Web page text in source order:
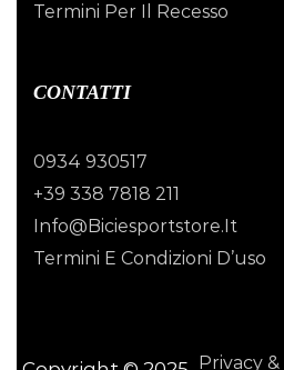
Termini Per Il Recesso
CONTATTI
0934 930517
+39 338 7818 211
Info@biciesportstore.it
Termini E Condizioni D’uso
Privacy